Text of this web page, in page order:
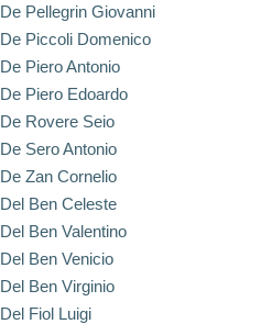
De Pellegrin Giovanni
De Piccoli Domenico
De Piero Antonio
De Piero Edoardo
De Rovere Seio
De Sero Antonio
De Zan Cornelio
Del Ben Celeste
Del Ben Valentino
Del Ben Venicio
Del Ben Virginio
Del Fiol Luigi